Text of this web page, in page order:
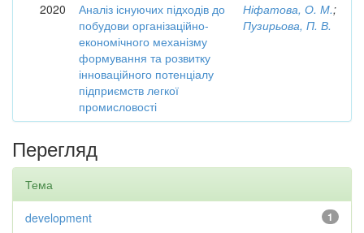
2020
Аналіз існуючих підходів до
побудови організаційно-
економічного механізму
формування та розвитку
інноваційного потенціалу
підприємств легкої
промисловості
Ніфатова, О. М.;
Пузирьова, П. В.
Перегляд
Тема
1
development